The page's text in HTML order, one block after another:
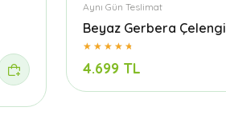
Aynı Gün Teslimat
Beyaz Gerbera Çelengi
4.699 TL